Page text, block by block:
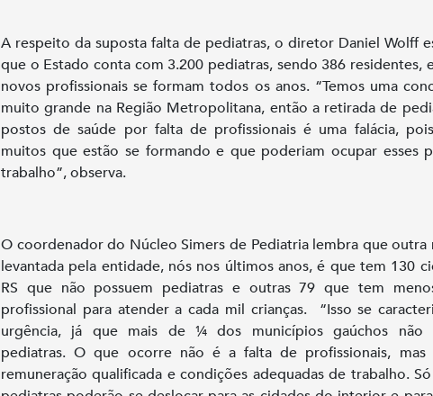
A respeito da suposta falta de pediatras, o diretor Daniel Wolff
que o Estado conta com 3.200 pediatras, sendo 386 residentes,
novos profissionais se formam todos os anos. “Temos uma
muito grande na Região Metropolitana, então a retirada de
postos de saúde por falta de profissionais é uma falácia,
muitos que estão se formando e que poderiam ocupar esses
trabalho”, observa.
O coordenador do Núcleo Simers de Pediatria lembra que outra
levantada pela entidade, nós nos últimos anos, é que tem 130
RS que não possuem pediatras e outras 79 que tem
profissional para atender a cada mil crianças. “Isso se
urgência, já que mais de ¼ dos municípios gaúchos não
pediatras. O que ocorre não é a falta de profissionais, mas
remuneração qualificada e condições adequadas de trabalho.